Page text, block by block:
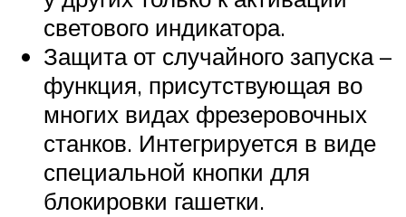
светового индикатора.
Защита от случайного запуска –
функция, присутствующая во
многих видах фрезеровочных
станков. Интегрируется в виде
специальной кнопки для
блокировки гашетки.